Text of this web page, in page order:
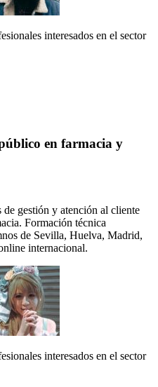
interesados en el sector
en farmacia y
gestión y atención al cliente
Formación técnica
de Sevilla, Huelva, Madrid,
internacional.
interesados en el sector